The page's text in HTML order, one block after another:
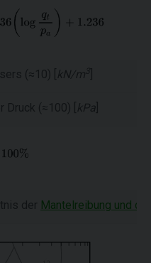
(≈10) [ kN/m 3
(≈100) [ kPa
der Mantelreibung und